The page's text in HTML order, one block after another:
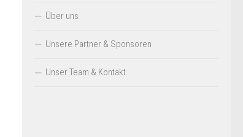
Über uns
Unsere Partner & Sponsoren
Unser Team & Kontakt